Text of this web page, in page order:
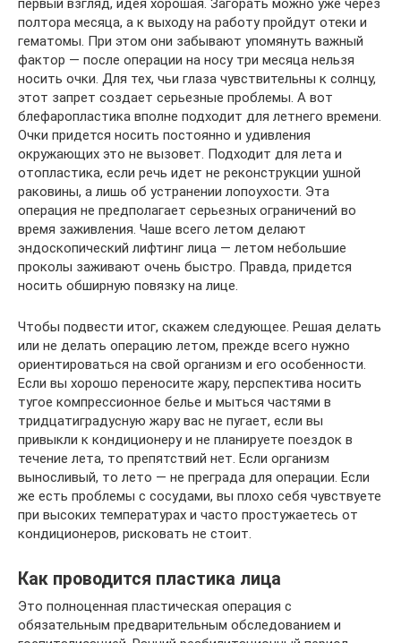
первый взгляд, идея хорошая. Загорать можно уже через
полтора месяца, а к выходу на работу пройдут отеки и
гематомы. При этом они забывают упомянуть важный
фактор — после операции на носу три месяца нельзя
носить очки. Для тех, чьи глаза чувствительны к солнцу,
этот запрет создает серьезные проблемы. А вот
блефаропластика вполне подходит для летнего времени.
Очки придется носить постоянно и удивления
окружающих это не вызовет. Подходит для лета и
отопластика, если речь идет не реконструкции ушной
раковины, а лишь об устранении лопоухости. Эта
операция не предполагает серьезных ограничений во
время заживления. Чаше всего летом делают
эндоскопический лифтинг лица — летом небольшие
проколы заживают очень быстро. Правда, придется
носить обширную повязку на лице.
Чтобы подвести итог, скажем следующее. Решая делать
или не делать операцию летом, прежде всего нужно
ориентироваться на свой организм и его особенности.
Если вы хорошо переносите жару, перспектива носить
тугое компрессионное белье и мыться частями в
тридцатиградусную жару вас не пугает, если вы
привыкли к кондиционеру и не планируете поездок в
течение лета, то препятствий нет. Если организм
выносливый, то лето — не преграда для операции. Если
же есть проблемы с сосудами, вы плохо себя чувствуете
при высоких температурах и часто простужаетесь от
кондиционеров, рисковать не стоит.
Как проводится пластика лица
Это полноценная пластическая операция с
обязательным предварительным обследованием и